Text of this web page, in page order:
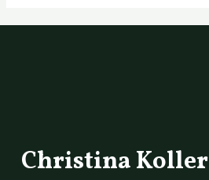
Christina Koller